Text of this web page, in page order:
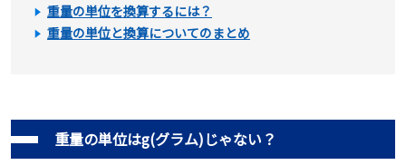
重量の単位を換算するには？
重量の単位と換算についてのまとめ
重量の単位はg(グラム)じゃない？